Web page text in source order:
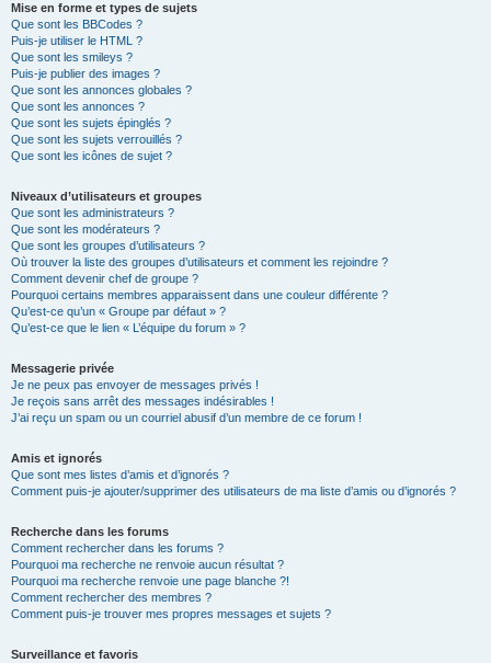
Mise en forme et types de sujets
Que sont les BBCodes ?
Puis-je utiliser le HTML ?
Que sont les smileys ?
Puis-je publier des images ?
Que sont les annonces globales ?
Que sont les annonces ?
Que sont les sujets épinglés ?
Que sont les sujets verrouillés ?
Que sont les icônes de sujet ?
Niveaux d’utilisateurs et groupes
Que sont les administrateurs ?
Que sont les modérateurs ?
Que sont les groupes d’utilisateurs ?
Où trouver la liste des groupes d’utilisateurs et comment les rejoindre ?
Comment devenir chef de groupe ?
Pourquoi certains membres apparaissent dans une couleur différente ?
Qu’est-ce qu’un « Groupe par défaut » ?
Qu’est-ce que le lien « L’équipe du forum » ?
Messagerie privée
Je ne peux pas envoyer de messages privés !
Je reçois sans arrêt des messages indésirables !
J’ai reçu un spam ou un courriel abusif d’un membre de ce forum !
Amis et ignorés
Que sont mes listes d’amis et d’ignorés ?
Comment puis-je ajouter/supprimer des utilisateurs de ma liste d’amis ou d’ignorés ?
Recherche dans les forums
Comment rechercher dans les forums ?
Pourquoi ma recherche ne renvoie aucun résultat ?
Pourquoi ma recherche renvoie une page blanche ?!
Comment rechercher des membres ?
Comment puis-je trouver mes propres messages et sujets ?
Surveillance et favoris